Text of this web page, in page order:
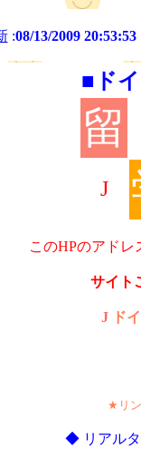
:08/13/2009 20:53:53
■ド
留
J
このHPのアドレ
サイト
J ド
★リ
◆ リアル